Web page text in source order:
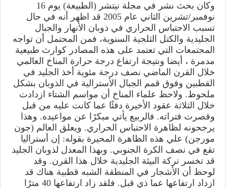
وكان بحث نشر في مجلة نيتشر (الطبيعة) يوم 16
نوفمبر/تشرين الثاني عام 2005 قد اظهر أنه في حال
تسبب الاحتباس الحراري في ذوبان الأنهار والجبال
الجليدية والكتل الثلجية السنوية، فمن المحتمل أن تواجه
المجتمعات التي تعتمد على هذه المصادر كوارث طبيعية
مدمرة ، أيضا ونتيجة ارتفاع درجة حرارة المناخ العالمي
خلال القرن الماضي نصف درجة مئوية أخذ الجليد في
القطبين وفوق قمم الجبال الأسترالية في الذوبان بشكل
ملحوظ. ولاحظ علماء المناخ أن مواسم الشتاء ازدادت
خلال الثلاثة عقود الأخيرة دفئًا عما كانت عليه من قبل
وقصرت فتراته. فالربيع يأتي مبكرًا عن مواعيده. وهذا
يرجحونه لظاهرة الاحتباس الحراري. ويعلق العالم (جون
مورجن) علي هذه الظاهرة المحيرة بقوله: إن أستراليا
تقع في نصف الكرة الجنوبي. وبهذا المعدل لذوبان الجليد
قد تخسر تركة البيئة الجليدية خلال هذا القرن. وقد
لوحظ أن الأشجار في المنطقة الشبه قطبية هناك قد
ازداد ارتفاعها عما ذي قبل. فلقد زاد ارتفاعها 40 مترًا